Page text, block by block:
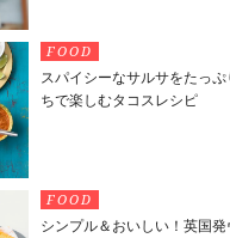
FOOD
スパイシーなサルサをたっぷ
ちで楽しむタコスレシピ
FOOD
シンプル＆おいしい！英国